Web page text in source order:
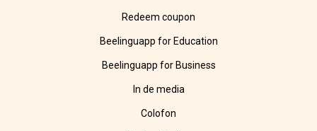
Redeem coupon
Beelinguapp for Education
Beelinguapp for Business
In de media
Colofon